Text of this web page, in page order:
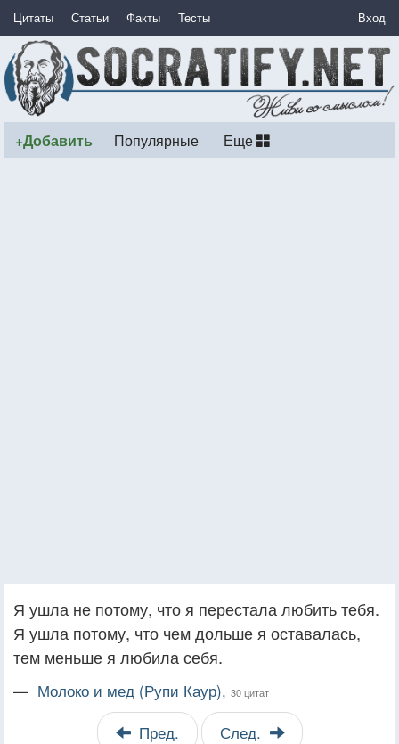
Цитаты Статьи Факты Тесты Вход
+Добавить Популярные Еще
Я ушла не потому, что я перестала любить тебя.
Я ушла потому, что чем дольше я оставалась,
тем меньше я любила себя.
— Молоко и мед (Рупи Каур), 30 цитат
Пред. След.